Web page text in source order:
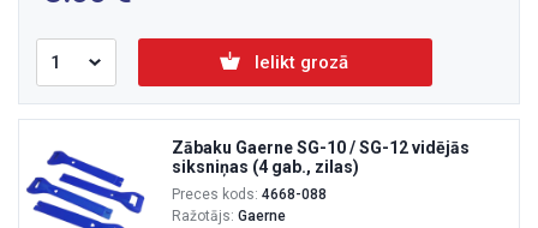
Ielikt grozā
Zābaku Gaerne SG-10 / SG-12 vidējās
siksniņas (4 gab., zilas)
Preces kods: 4668-088
Ražotājs: Gaerne